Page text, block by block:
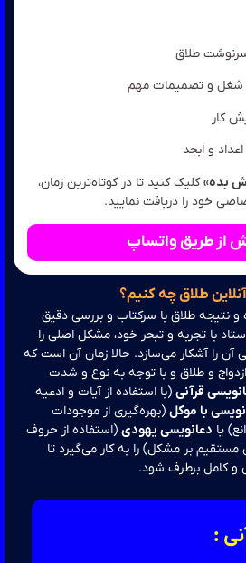
طلاق
و تصمیمات مهم
ابجد
کلیک کنید تا در کوتاه‌ترین زمان،
را دریافت نمایید.
واتساپ
طلاق چه کنیم؟
طلاق با سرکتاب و بررسی دقیق
تجربه و تبحر خود، مشکل اصلی را
می‌سازد. حالا زمان آن است که
و طلاق و با توجه به نوع و شدت
قرآنی(با استفاده از آیات و ادعیه
موکل(بهره‌گیری از موجودات
دعانویسی یهودی(استفاده از حروف
بر مشکل) را به کار می‌گیرد تا
برطرف شود.